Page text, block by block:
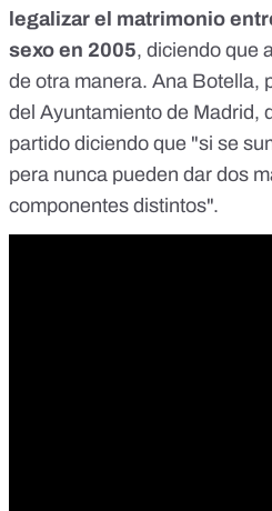
legalizar el matrimonio
sexo en 2005, diciendo que
de otra manera. Ana Botella,
del Ayuntamiento de Madrid,
partido diciendo que "si se
pera nunca pueden dar dos
componentes distintos".